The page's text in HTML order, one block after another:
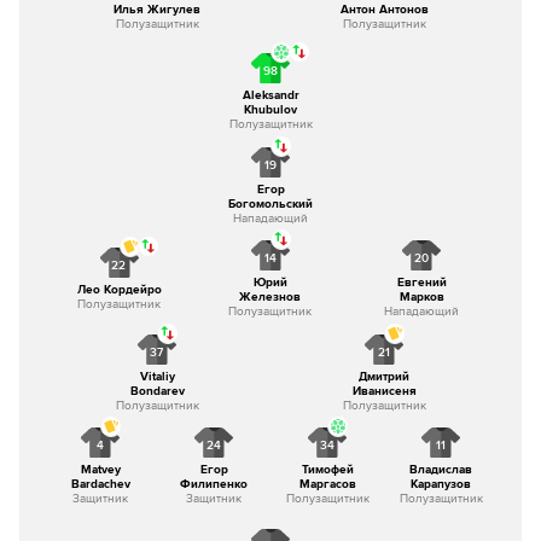
Илья Жигулев
Полузащитник
Антон Антонов
Полузащитник
98
Aleksandr
Khubulov
Полузащитник
4
Matvey
Bardachev
Защитник
24
Егор
Филипенко
Защитник
34
Тимофей
Маргасов
Полузащитник
11
Владислав
Карапузов
Полузащитник
37
Vitaliy
Bondarev
Полузащитник
21
Дмитрий
Иванисеня
Полузащитник
22
Лео Кордейро
Полузащитник
14
Юрий
Железнов
Полузащитник
20
Евгений
Марков
Нападающий
19
Егор
Богомольский
Нападающий